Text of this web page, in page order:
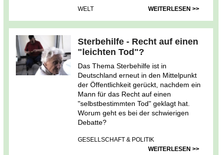
WELT WEITERLESEN >>
Sterbehilfe - Recht auf einen
"leichten Tod"?
Das Thema Sterbehilfe ist in
Deutschland erneut in den Mittelpunkt
der Öffentlichkeit gerückt, nachdem ein
Mann für das Recht auf einen
"selbstbestimmten Tod" geklagt hat.
Worum geht es bei der schwierigen
Debatte?
GESELLSCHAFT & POLITIK
WEITERLESEN >>